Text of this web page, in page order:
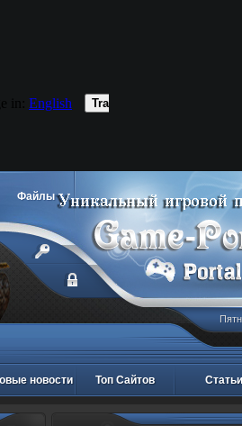
Файлы
новости Топ Сайтов Статьи